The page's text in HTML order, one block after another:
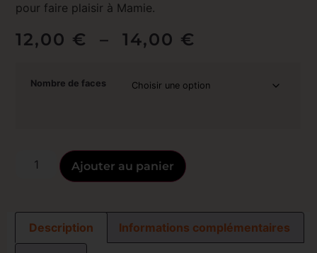
pour faire plaisir à Mamie.
12,00 € – 14,00 €
Nombre de faces
Ajouter au panier
Description Informations complémentaires